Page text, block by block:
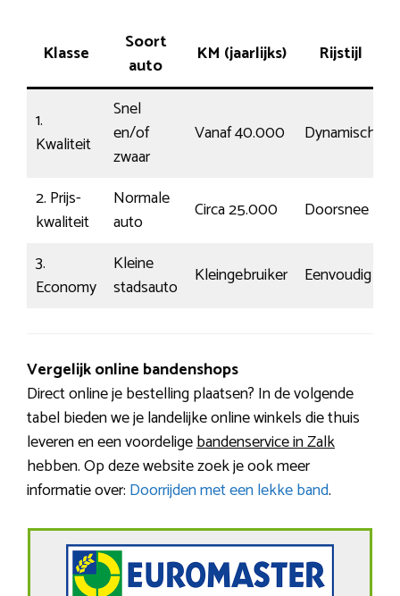
Klasse
Soort
auto
KM (jaarlijks) Rijstijl
1.
Kwaliteit
Snel
en/of
zwaar
Vanaf 40.000 Dynamisch
2. Prijs-
kwaliteit
Normale
auto
Circa 25.000 Doorsnee
3.
Economy
Kleine
stadsauto
Kleingebruiker Eenvoudig
Vergelijk online bandenshops
Direct online je bestelling plaatsen? In de volgende
tabel bieden we je landelijke online winkels die thuis
leveren en een voordeligebandenservice in Zalk
hebben. Op deze website zoek je ook meer
informatie over: Doorrijden met een lekke band.